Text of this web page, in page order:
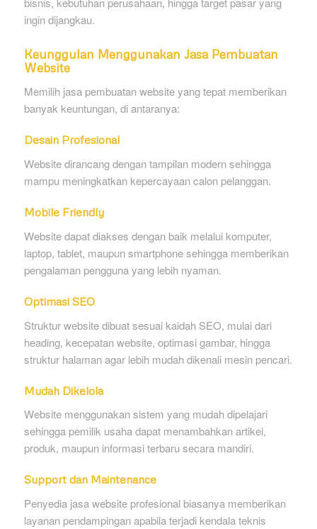
ingin dijangkau.
Keunggulan Menggunakan Jasa Pembuatan
Website
Memilih jasa pembuatan website yang tepat memberikan
banyak keuntungan, di antaranya:
Desain Profesional
Website dirancang dengan tampilan modern sehingga
mampu meningkatkan kepercayaan calon pelanggan.
Mobile Friendly
Website dapat diakses dengan baik melalui komputer,
laptop, tablet, maupun smartphone sehingga memberikan
pengalaman pengguna yang lebih nyaman.
Optimasi SEO
Struktur website dibuat sesuai kaidah SEO, mulai dari
heading, kecepatan website, optimasi gambar, hingga
struktur halaman agar lebih mudah dikenali mesin pencari.
Mudah Dikelola
Website menggunakan sistem yang mudah dipelajari
sehingga pemilik usaha dapat menambahkan artikel,
produk, maupun informasi terbaru secara mandiri.
Support dan Maintenance
Penyedia jasa website profesional biasanya memberikan
layanan pendampingan apabila terjadi kendala teknis